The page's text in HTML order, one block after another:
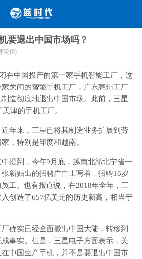
要退出中国市场吗？
论(0)
在中国投产的第一家手机智能工厂，这
关闭的智能手机工厂，广东惠州工厂
造彻底地退出中国市场。此前，三星
津的手机工厂。
年来，三星已将其制造业务扩展到劳
，特别是印度和越南。
提到，今年9月底，越南北部北宁省一
新贴出的招聘广告上写着，招聘16岁
工。也有报道说，在2018年全年，三
创造了657亿美元的历史新高，相当于
确实已经全面撤出中国大陆，转移到
事实。但是，三星电子方面表示，关
中国生产手机，并不是要退出中国市